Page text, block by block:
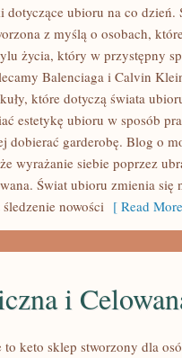
dotyczące ubioru na co dzień.
z myślą o osobach,
życia, który w przystępny
Balenciaga i Calvin
które dotyczą świata
estetykę ubioru w sposób
dobierać garderobę. Blog o
wyrażanie siebie poprzez
Świat ubioru zmienia
nowości [ Read
i
to keto sklep stworzony dla